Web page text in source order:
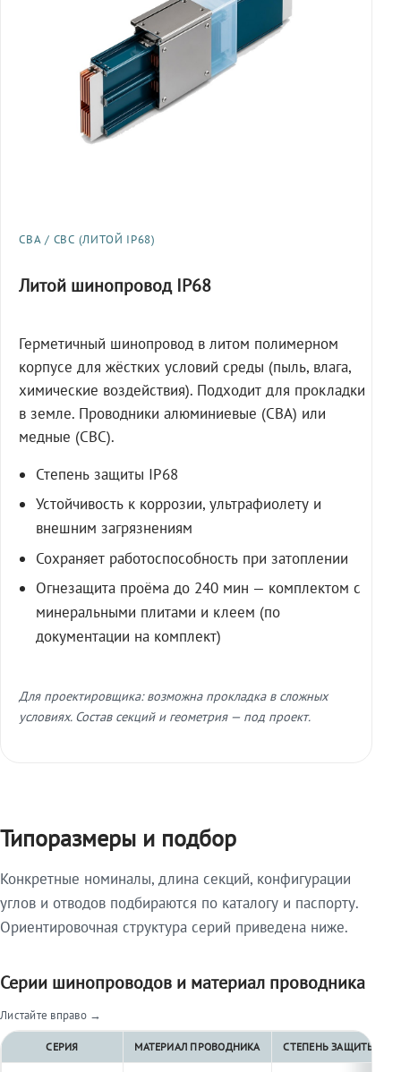
СВА / СВС (ЛИТОЙ IP68)
Литой шинопровод IP68
Герметичный шинопровод в литом полимерном
корпусе для жёстких условий среды (пыль, влага,
химические воздействия). Подходит для прокладки
в земле. Проводники алюминиевые (СВА) или
медные (СВС).
Степень защиты IP68
Устойчивость к коррозии, ультрафиолету и
внешним загрязнениям
Сохраняет работоспособность при затоплении
Огнезащита проёма до 240 мин — комплектом с
минеральными плитами и клеем (по
документации на комплект)
Для проектировщика: возможна прокладка в сложных
условиях. Состав секций и геометрия — под проект.
Типоразмеры и подбор
Конкретные номиналы, длина секций, конфигурации
углов и отводов подбираются по каталогу и паспорту.
Ориентировочная структура серий приведена ниже.
Серии шинопроводов и материал проводника
Листайте вправо →
СЕРИЯ МАТЕРИАЛ ПРОВОДНИКА СТЕПЕНЬ ЗАЩИТЫ